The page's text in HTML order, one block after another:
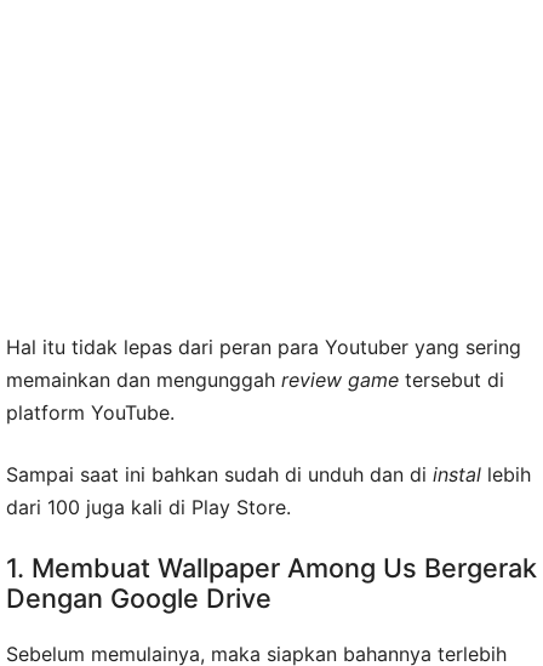
Hal itu tidak lepas dari peran para Youtuber yang sering
memainkan dan mengunggah review game tersebut di
platform YouTube.
Sampai saat ini bahkan sudah di unduh dan di instal lebih
dari 100 juga kali di Play Store.
1. Membuat Wallpaper Among Us Bergerak
Dengan Google Drive
Sebelum memulainya, maka siapkan bahannya terlebih